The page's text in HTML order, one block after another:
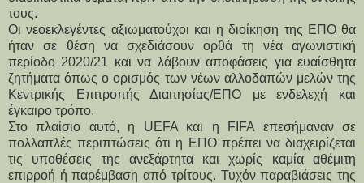
τους.
Οι νεοεκλεγέντες αξιωματούχοι και η διοίκηση της ΕΠΟ θα
ήταν σε θέση να σχεδιάσουν ορθά τη νέα αγωνιστική
περίοδο 2020/21 και να λάβουν αποφάσεις για ευαίσθητα
ζητήματα όπως ο ορισμός των νέων αλλοδαπών μελών της
Κεντρικής Επιτροπής Διαιτησίας/ΕΠΟ με ενδελεχή και
έγκαιρο τρόπο.
Στο πλαίσιο αυτό, η UEFA και η FIFA επεσήμαναν σε
πολλαπλές περιπτώσεις ότι η ΕΠΟ πρέπει να διαχειρίζεται
τις υποθέσεις της ανεξάρτητα και χωρίς καμία αθέμιτη
επιρροή ή παρέμβαση από τρίτους. Τυχόν παραβιάσεις της